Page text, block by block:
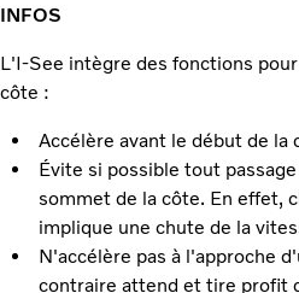
INFOS
L'I-See intègre des fonctions
côte :
Accélère avant le début de la
Évite si possible tout
sommet de la côte. En effet,
implique une chute de la
N'accélère pas à l'approche
contraire attend et tire profit